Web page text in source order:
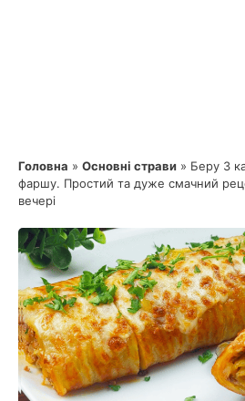
Головна » Основні страви » Беру 3
фаршу. Простий та дуже смачний
вечері